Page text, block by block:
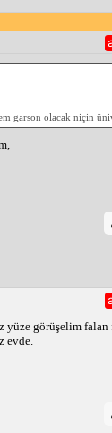
garson olacak niçin
yüze görüşelim
evde.